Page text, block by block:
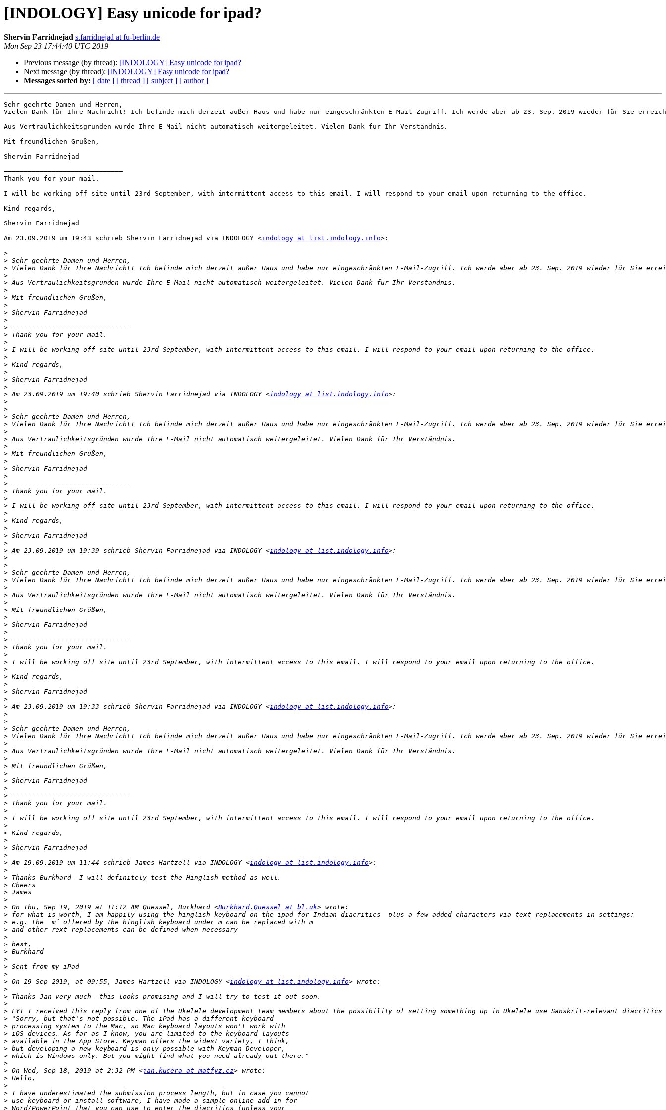
[INDOLOGY] Easy unicode for ipad?
Shervin Farridnejad s.farridnejad at fu-berlin.de
Mon Sep 23 17:44:40 UTC 2019
Previous message (by thread): [INDOLOGY] Easy unicode for ipad?
Next message (by thread): [INDOLOGY] Easy unicode for ipad?
Messages sorted by: [ date ] [ thread ] [ subject ] [ author ]
Sehr geehrte Damen und Herren,
Vielen Dank für Ihre Nachricht! Ich befinde mich derzeit außer Haus und habe nur eingeschränkten E-Mail-Zugriff. Ich werde aber ab 23. Sep. 2019 wieder für Sie
Aus Vertraulichkeitsgründen wurde Ihre E-Mail nicht automatisch weitergeleitet. Vielen Dank für Ihr Verständnis.
Mit freundlichen Grüßen,
Shervin Farridnejad
——————————————————————————————
Thank you for your mail.
I will be working off site until 23rd September, with intermittent access to this email. I will respond to your email upon returning to the office.
Kind regards,
Shervin Farridnejad
Am 23.09.2019 um 19:43 schrieb Shervin Farridnejad via INDOLOGY <indology at list.indology.info>:
>
>
>
>
>
>
>
>
>
>
>
>
>
>
>
>
>
>
>
> Am 23.09.2019 um 19:40 schrieb Shervin Farridnejad via INDOLOGY <indology at list.indology.info
>
>
>
>
>
>
>
>
>
>
>
>
>
>
>
>
>
>
>
>
> Am 23.09.2019 um 19:39 schrieb Shervin Farridnejad via INDOLOGY <indology at list.indology.info
>
>
>
>
>
>
>
>
>
>
>
>
>
>
>
>
>
>
>
>
> Am 23.09.2019 um 19:33 schrieb Shervin Farridnejad via INDOLOGY <indology at list.indology.info
>
>
>
>
>
>
>
>
>
>
>
>
>
>
>
>
>
>
>
>
> Am 19.09.2019 um 11:44 schrieb James Hartzell via INDOLOGY <indology at list.indology.info
>
>
>
>
>
> On Thu, Sep 19, 2019 at 11:12 AM Quessel, Burkhard <Burkhard.Quessel at bl.uk
>
>
>
>
>
>
>
>
>
> On 19 Sep 2019, at 09:55, James Hartzell via INDOLOGY <indology at list.indology.info
>
>
>
>
>
>
>
>
>
>
>
> On Wed, Sep 18, 2019 at 2:32 PM <jan.kucera at matfyz.cz
>
>
>
>
>